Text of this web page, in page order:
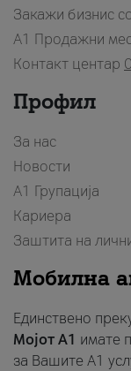
Закажи бизнис
A1 Продажни
Контакт центар
Профил
За нас
Новости
А1 Групација
Кариера
Заштита на
Мобилна
Единствено
Мојот A1 имате
за Вашите A1